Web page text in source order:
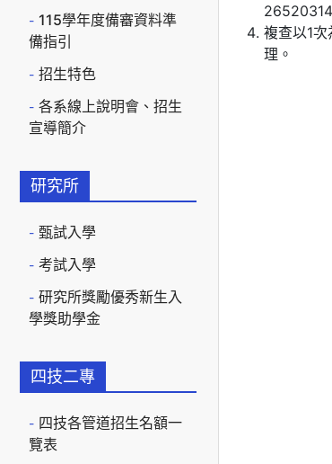
115學年度備審資料準
備指引
招生特色
各系線上說明會、招生
宣導簡介
研究所
甄試入學
考試入學
研究所獎勵優秀新生入
學獎助學金
四技二專
四技各管道招生名額一
覽表
複查以1
理。